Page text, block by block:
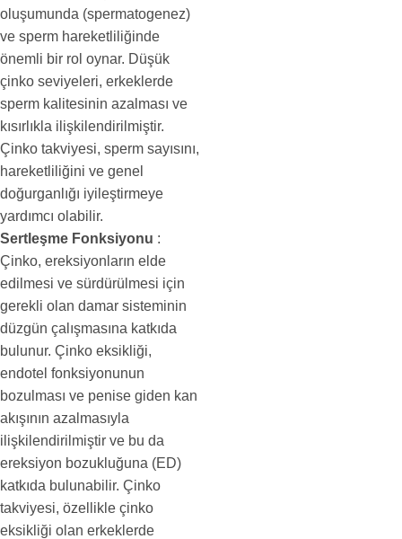
oluşumunda (spermatogenez)
ve sperm hareketliliğinde
önemli bir rol oynar. Düşük
çinko seviyeleri, erkeklerde
sperm kalitesinin azalması ve
kısırlıkla ilişkilendirilmiştir.
Çinko takviyesi, sperm sayısını,
hareketliliğini ve genel
doğurganlığı iyileştirmeye
yardımcı olabilir.
Sertleşme Fonksiyonu :
Çinko, ereksiyonların elde
edilmesi ve sürdürülmesi için
gerekli olan damar sisteminin
düzgün çalışmasına katkıda
bulunur. Çinko eksikliği,
endotel fonksiyonunun
bozulması ve penise giden kan
akışının azalmasıyla
ilişkilendirilmiştir ve bu da
ereksiyon bozukluğuna (ED)
katkıda bulunabilir. Çinko
takviyesi, özellikle çinko
eksikliği olan erkeklerde